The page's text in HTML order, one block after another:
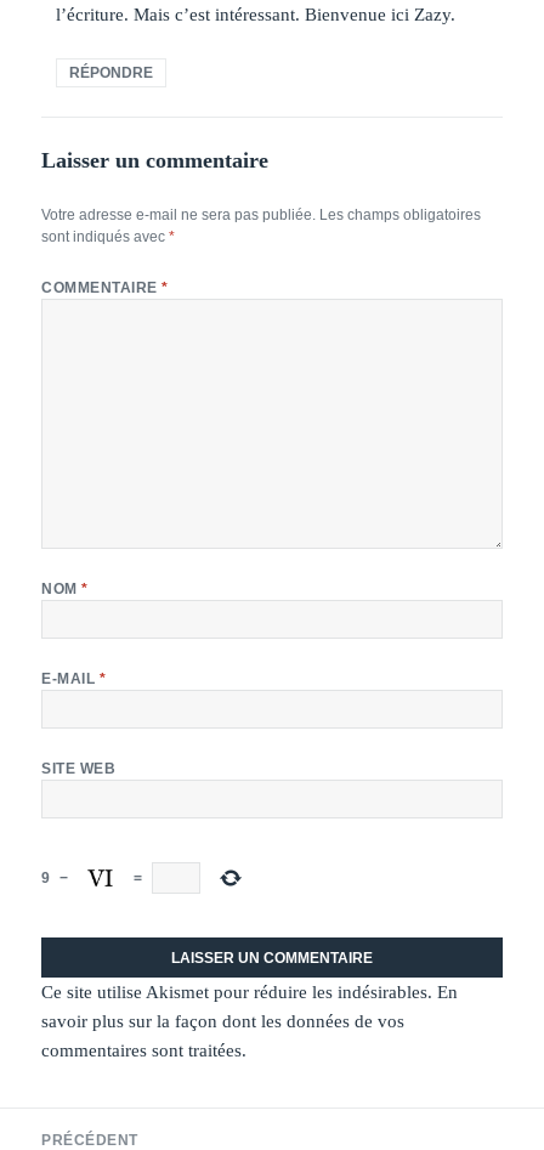
l’écriture. Mais c’est intéressant. Bienvenue ici Zazy.
RÉPONDRE
Laisser un commentaire
Votre adresse e-mail ne sera pas publiée. Les champs obligatoires
sont indiqués avec*
COMMENTAIRE*
NOM*
E-MAIL *
SITE WEB
9 − =
Ce site utilise Akismet pour réduire les indésirables.En
savoir plus sur la façon dont les données de vos
commentaires sont traitées.
PRÉCÉDENT